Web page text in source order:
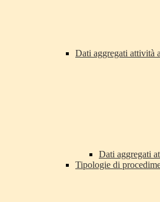
Dati aggregati attività
Dati aggregati
Tipologie di